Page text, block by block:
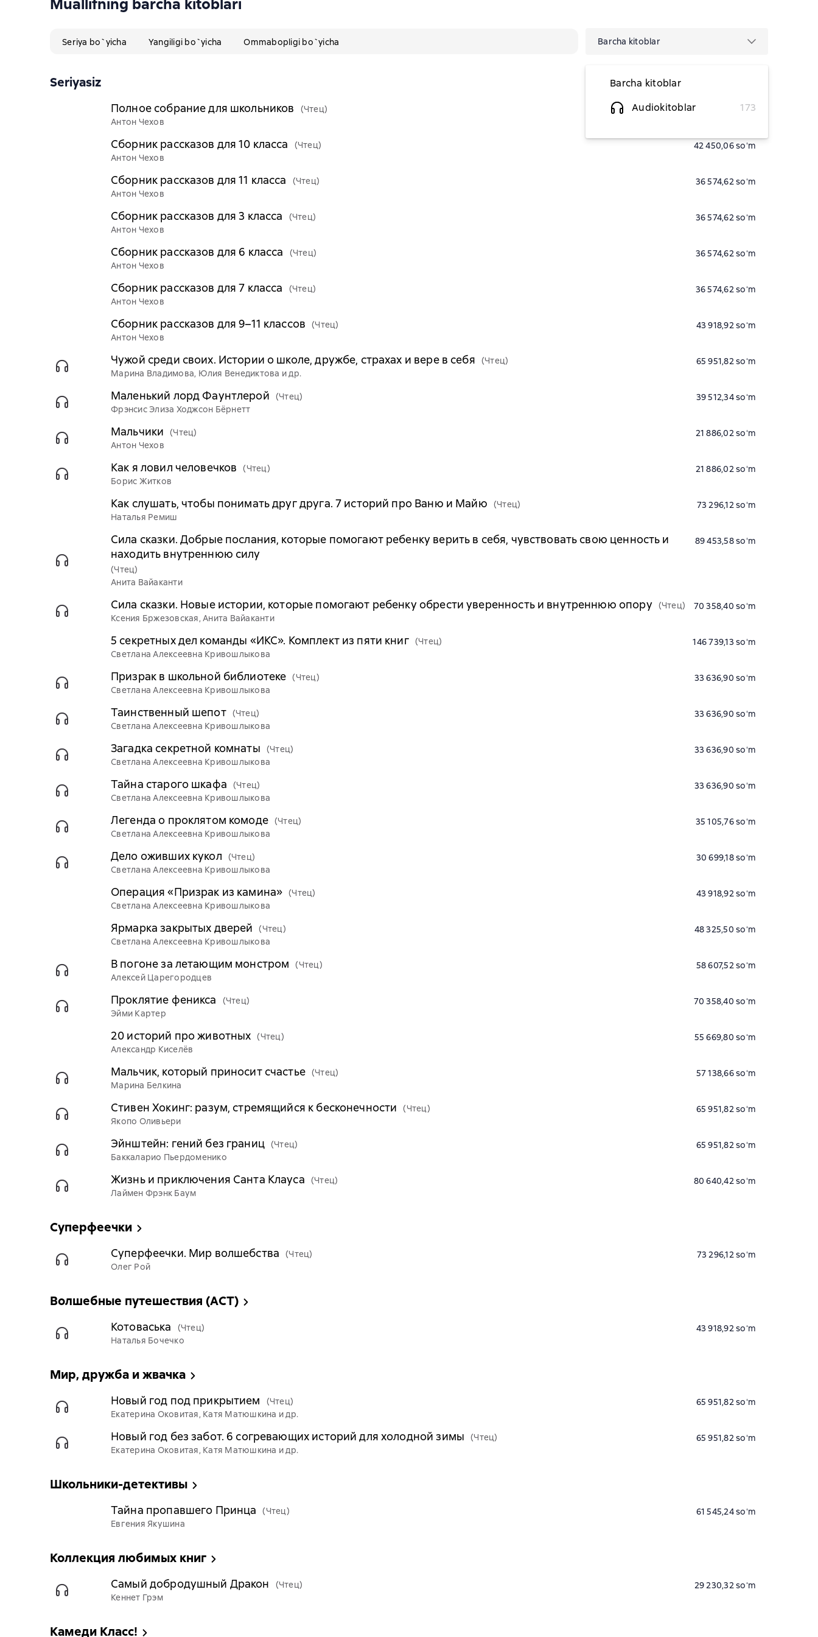
Muallifning barcha kitoblari
Seriya bo`yicha Yangiligi bo`yicha Ommabopligi bo`yicha Barcha kitoblar
Barcha kitoblar
Audiokitoblar
173
Seriyasiz
Полное собрание для школьников
(Чтец)
Антон Чехов
51 263,22 soʻm
Сборник рассказов для 10 класса
(Чтец)
Антон Чехов
42 450,06 soʻm
Сборник рассказов для 11 класса
(Чтец)
Антон Чехов
36 574,62 soʻm
Сборник рассказов для 3 класса
(Чтец)
Антон Чехов
36 574,62 soʻm
Сборник рассказов для 6 класса
(Чтец)
Антон Чехов
36 574,62 soʻm
Сборник рассказов для 7 класса
(Чтец)
Антон Чехов
36 574,62 soʻm
Сборник рассказов для 9–11 классов
(Чтец)
Антон Чехов
43 918,92 soʻm
Чужой среди своих. Истории о школе, дружбе, страхах и вере в себя
(Чтец)
Марина Владимова, Юлия Венедиктова и др.
65 951,82 soʻm
Маленький лорд Фаунтлерой
(Чтец)
Фрэнсис Элиза Ходжсон Бёрнетт
39 512,34 soʻm
Мальчики
(Чтец)
Антон Чехов
21 886,02 soʻm
Как я ловил человечков
(Чтец)
Борис Житков
21 886,02 soʻm
Как слушать, чтобы понимать друг друга. 7 историй про Ваню и Майю
(Чтец)
Наталья Ремиш
73 296,12 soʻm
Сила сказки. Добрые послания, которые помогают ребенку верить в себя, чувствовать свою ценность и
находить внутреннюю силу
(Чтец)
Анита Вайаканти
89 453,58 soʻm
Сила сказки. Новые истории, которые помогают ребенку обрести уверенность и внутреннюю опору (Чтец)
Ксения Бржезовская, Анита Вайаканти
70 358,40 soʻm
5 секретных дел команды «ИКС». Комплект из пяти книг (Чтец)
Светлана Алексеевна Кривошлыкова
146 739,13 soʻm
Призрак в школьной библиотеке (Чтец)
Светлана Алексеевна Кривошлыкова
33 636,90 soʻm
Таинственный шепот (Чтец)
Светлана Алексеевна Кривошлыкова
33 636,90 soʻm
Загадка секретной комнаты
(Чтец)
Светлана Алексеевна Кривошлыкова
33 636,90 soʻm
Тайна старого шкафа
(Чтец)
Светлана Алексеевна Кривошлыкова
33 636,90 soʻm
Легенда о проклятом комоде (Чтец)
Светлана Алексеевна Кривошлыкова
35 105,76 soʻm
Дело оживших кукол
(Чтец)
Светлана Алексеевна Кривошлыкова
30 699,18 soʻm
Операция «Призрак из камина» (Чтец)
Светлана Алексеевна Кривошлыкова
43 918,92 soʻm
Ярмарка закрытых дверей
(Чтец)
Светлана Алексеевна Кривошлыкова
48 325,50 soʻm
В погоне за летающим монстром
(Чтец)
Алексей Царегородцев
58 607,52 soʻm
Проклятие феникса
(Чтец)
Эйми Картер
70 358,40 soʻm
20 историй про животных (Чтец)
Александр Киселёв
55 669,80 soʻm
Мальчик, который приносит счастье (Чтец)
Марина Белкина
57 138,66 soʻm
Стивен Хокинг: разум, стремящийся к бесконечности
(Чтец)
Якопо Оливьери
65 951,82 soʻm
Эйнштейн: гений без границ (Чтец)
Баккаларио Пьердоменико
65 951,82 soʻm
Жизнь и приключения Санта Клауса
(Чтец)
Лаймен Фрэнк Баум
80 640,42 soʻm
Суперфеечки
Суперфеечки. Мир волшебства
(Чтец)
Олег Рой
73 296,12 soʻm
Волшебные путешествия (АСТ)
Котоваська
(Чтец)
Наталья Бочечко
43 918,92 soʻm
Мир, дружба и жвачка
Новый год под прикрытием
(Чтец)
Екатерина Оковитая, Катя Матюшкина и др.
65 951,82 soʻm
Новый год без забот. 6 согревающих историй для холодной зимы
(Чтец)
Екатерина Оковитая, Катя Матюшкина и др.
65 951,82 soʻm
Школьники-детективы
Тайна пропавшего Принца
(Чтец)
Евгения Якушина
61 545,24 soʻm
Коллекция любимых книг
Самый добродушный Дракон
(Чтец)
Кеннет Грэм
29 230,32 soʻm
Камеди Kласс!